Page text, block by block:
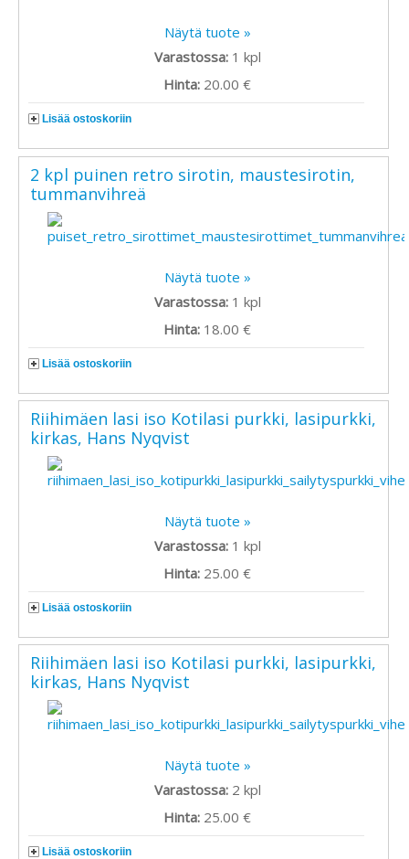
Näytä tuote »
Varastossa: 1 kpl
Hinta: 20.00 €
Lisää ostoskoriin
2 kpl puinen retro sirotin, maustesirotin,
tummanvihreä
Näytä tuote »
Varastossa: 1 kpl
Hinta: 18.00 €
Lisää ostoskoriin
Riihimäen lasi iso Kotilasi purkki, lasipurkki,
kirkas, Hans Nyqvist
Näytä tuote »
Varastossa: 1 kpl
Hinta: 25.00 €
Lisää ostoskoriin
Riihimäen lasi iso Kotilasi purkki, lasipurkki,
kirkas, Hans Nyqvist
Näytä tuote »
Varastossa: 2 kpl
Hinta: 25.00 €
Lisää ostoskoriin